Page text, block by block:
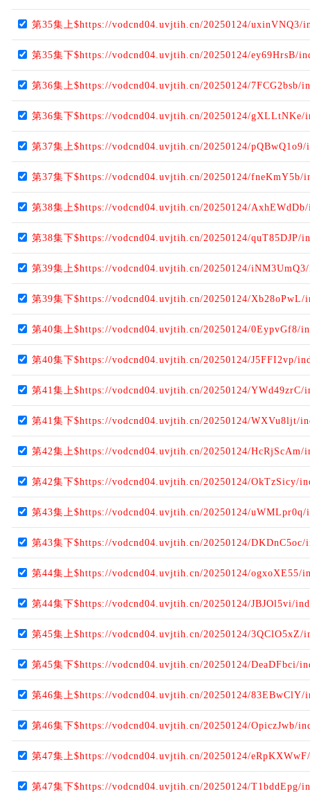
第35集上$https://vodcnd04.uvjtih.cn/20250124/uxinVNQ3/
第35集下$https://vodcnd04.uvjtih.cn/20250124/ey69HrsB/
第36集上$https://vodcnd04.uvjtih.cn/20250124/7FCG2bsb/
第36集下$https://vodcnd04.uvjtih.cn/20250124/gXLLtNKe/
第37集上$https://vodcnd04.uvjtih.cn/20250124/pQBwQ1o9/
第37集下$https://vodcnd04.uvjtih.cn/20250124/fneKmY5b/
第38集上$https://vodcnd04.uvjtih.cn/20250124/
第38集下$https://vodcnd04.uvjtih.cn/20250124/quT85DJP/
第39集上$https://vodcnd04.uvjtih.cn/20250124/
第39集下$https://vodcnd04.uvjtih.cn/20250124/Xb28oPwL/
第40集上$https://vodcnd04.uvjtih.cn/20250124/0EypvGf8/
第40集下$https://vodcnd04.uvjtih.cn/20250124/J5FFI2vp/
第41集上$https://vodcnd04.uvjtih.cn/20250124/YWd49zrC/
第41集下$https://vodcnd04.uvjtih.cn/20250124/WXVu8ljt/
第42集上$https://vodcnd04.uvjtih.cn/20250124/HcRjScAm/
第42集下$https://vodcnd04.uvjtih.cn/20250124/OkTzSicy/
第43集上$https://vodcnd04.uvjtih.cn/20250124/uWMLpr0q/
第43集下$https://vodcnd04.uvjtih.cn/20250124/DKDnC5oc/
第44集上$https://vodcnd04.uvjtih.cn/20250124/ogxoXE55/
第44集下$https://vodcnd04.uvjtih.cn/20250124/JBJOl5vi/
第45集上$https://vodcnd04.uvjtih.cn/20250124/3QClO5xZ/
第45集下$https://vodcnd04.uvjtih.cn/20250124/DeaDFbci/
第46集上$https://vodcnd04.uvjtih.cn/20250124/83EBwClY/
第46集下$https://vodcnd04.uvjtih.cn/20250124/OpiczJwb/
第47集上$https://vodcnd04.uvjtih.cn/20250124/
第47集下$https://vodcnd04.uvjtih.cn/20250124/T1bddEpg/